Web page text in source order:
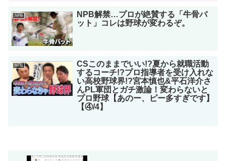
NPB
NPB解禁…プロが絶賛する「牛骨バ
ット」コレは野球が変わるぞ。
NPB
CSこのままでいい!?夏から就職活動
するコーチ!?プロ指導者を受け入れな
い高校野球界!?宮本慎也&平石洋介さ
んPL軍団とガチ激論！変わらないと
プロ野球【あのー、ピー多すぎです】
【④/4】